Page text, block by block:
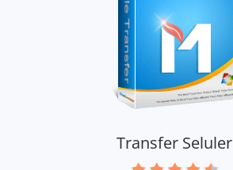
Transfer Seluler